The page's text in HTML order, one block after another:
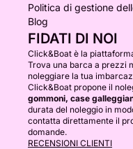
Politica di gestione
Blog
FIDATI DI NOI
Click&Boat è la
Trova una barca a prezzi
noleggiare la tua
Click&Boat propone il
gommoni, case
durata del noleggio in
contatta direttamente il
domande.
RECENSIONI CLIENTI